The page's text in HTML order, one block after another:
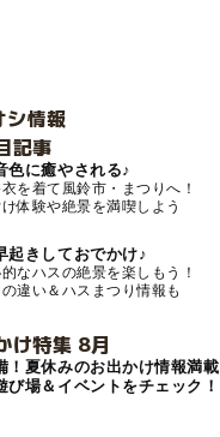
シ情報
記事
色に癒やされる♪
を着て風鈴市・まつりへ！
体験や絶景を満喫しよう
起きしておでかけ♪
なハスの絶景を楽しもう！
違い＆ハスまつり情報も
け特集 8月
！夏休みのお出かけ情報満載
び場＆イベントをチェック！